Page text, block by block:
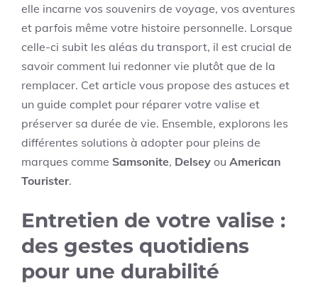
elle incarne vos souvenirs de voyage, vos aventures
et parfois même votre histoire personnelle. Lorsque
celle-ci subit les aléas du transport, il est crucial de
savoir comment lui redonner vie plutôt que de la
remplacer. Cet article vous propose des astuces et
un guide complet pour réparer votre valise et
préserver sa durée de vie. Ensemble, explorons les
différentes solutions à adopter pour pleins de
marques comme Samsonite, Delsey ou American
Tourister.
Entretien de votre valise :
des gestes quotidiens
pour une durabilité